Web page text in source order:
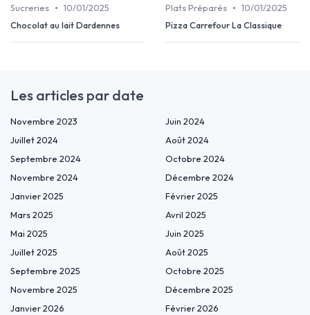
Sucreries • 10/01/2025
Chocolat au lait Dardennes
Plats Préparés • 10/01/2025
Pizza Carrefour La Classique
Les articles par date
Novembre 2023
Juin 2024
Juillet 2024
Août 2024
Septembre 2024
Octobre 2024
Novembre 2024
Décembre 2024
Janvier 2025
Février 2025
Mars 2025
Avril 2025
Mai 2025
Juin 2025
Juillet 2025
Août 2025
Septembre 2025
Octobre 2025
Novembre 2025
Décembre 2025
Janvier 2026
Février 2026